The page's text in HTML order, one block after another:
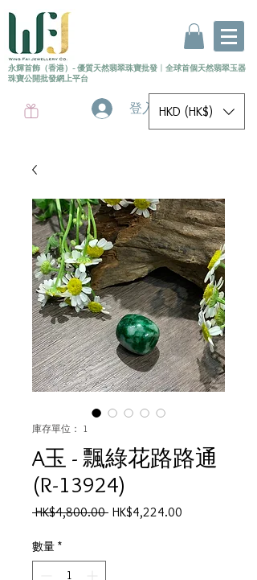
永輝首飾（香港）- 優質天然翡翠珠寶批發 〡 全球首個天然翡翠玉器
珠寶公開批發網上平台
登入 HKD (HK$)
庫存單位： 1
A玉 - 飄綠花路路通
(R-13924)
HK$4,800.00 一HK$4,224.00
數量 *